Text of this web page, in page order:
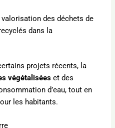
valorisation des déchets de
dans la
projets récents, la
végétalisées et des
d’eau, tout en
les habitants.